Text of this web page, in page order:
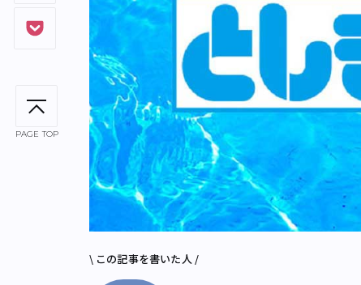
PAGE TOP
\ この記事を書いた人 /